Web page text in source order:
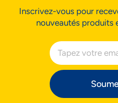
Inscrivez-vous pour
nouveautés produits